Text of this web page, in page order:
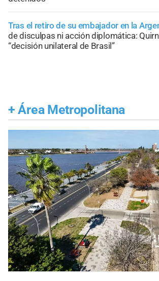
Tras el retiro de su embajador en la
de disculpas ni acción diplomática:
“decisión unilateral de Brasil”
+ Área Metropolitana